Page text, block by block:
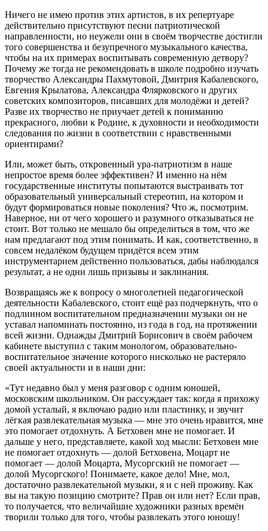
Ничего не имею против этих артистов, в их репертуаре
действительно присутствуют песни патриотической
направленности, но неужели они в своём творчестве достигли
того совершенства и безупречного музыкального качества,
чтобы на их примерах воспитывать современную детвору?
Почему же тогда не рекомендовать в школе подробно изучать
творчество Александры Пахмутовой, Дмитрия Кабалевского,
Евгения Крылатова, Александра Флярковского и других
советских композиторов, писавших для молодёжи и детей?
Разве их творчество не приучает детей к пониманию
прекрасного, любви к Родине, к духовности и необходимости
следования по жизни в соответствии с нравственными
ориентирами?
Или, может быть, откровенный ура-патриотизм в наше
непростое время более эффективен? И именно на нём
государственные институты попытаются выстраивать тот
образовательный универсальный стереотип, на котором и
будут формироваться новые поколения? Что ж, посмотрим.
Наверное, ни от чего хорошего и разумного отказываться не
стоит. Вот только не мешало бы определиться в том, что же
нам предлагают под этим понимать. И как, соответственно, в
совсем недалёком будущем придётся всем этим
инструментарием действенно пользоваться, дабы наблюдался
результат, а не одни лишь призывы и заклинания.
Возвращаясь же к вопросу о многолетней педагогической
деятельности Кабалевского, стоит ещё раз подчеркнуть, что о
подлинном воспитательном предназначении музыки он не
уставал напоминать постоянно, из года в год, на протяжении
всей жизни. Однажды Дмитрий Борисович в своём рабочем
кабинете выступил с таким монологом, образовательно-
воспитательное значение которого нисколько не растеряло
своей актуальности и в наши дни:
«Тут недавно был у меня разговор с одним юношей,
московским школьником. Он рассуждает так: когда я прихожу
домой усталый, я включаю радио или пластинку, и звучит
лёгкая развлекательная музыка — мне это очень нравится, мне
это помогает отдохнуть. А Бетховен мне не помогает. И
дальше у него, представляете, какой ход мысли: Бетховен мне
не помогает отдохнуть — долой Бетховена, Моцарт не
помогает — долой Моцарта, Мусоргский не помогает —
долой Мусоргского! Понимаете, какое дело! Мне, мол,
достаточно развлекательной музыки, я и с ней проживу. Как
вы на такую позицию смотрите? Прав он или нет? Если прав,
то получается, что величайшие художники разных времён
творили только для того, чтобы развлекать этого юношу!